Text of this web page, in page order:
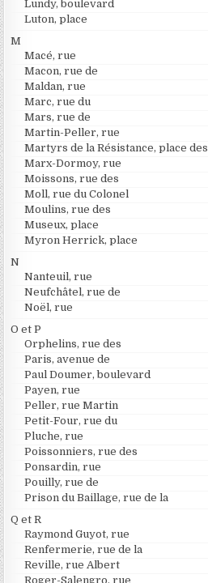
Lundy, boulevard
Luton, place
M
Macé, rue
Macon, rue de
Maldan, rue
Marc, rue du
Mars, rue de
Martin-Peller, rue
Martyrs de la Résistance, place des
Marx-Dormoy, rue
Moissons, rue des
Moll, rue du Colonel
Moulins, rue des
Museux, place
Myron Herrick, place
N
Nanteuil, rue
Neufchâtel, rue de
Noël, rue
O et P
Orphelins, rue des
Paris, avenue de
Paul Doumer, boulevard
Payen, rue
Peller, rue Martin
Petit-Four, rue du
Pluche, rue
Poissonniers, rue des
Ponsardin, rue
Pouilly, rue de
Prison du Baillage, rue de la
Q et R
Raymond Guyot, rue
Renfermerie, rue de la
Reville, rue Albert
Roger-Salengro, rue